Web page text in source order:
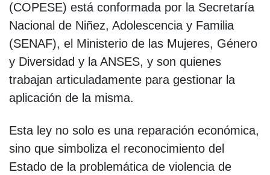
(COPESE) está conformada por la Secretaría
Nacional de Niñez, Adolescencia y Familia
(SENAF), el Ministerio de las Mujeres, Género
y Diversidad y la ANSES, y son quienes
trabajan articuladamente para gestionar la
aplicación de la misma.
Esta ley no solo es una reparación económica,
sino que simboliza el reconocimiento del
Estado de la problemática de violencia de